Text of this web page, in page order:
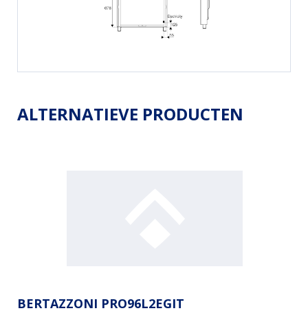
ALTERNATIEVE PRODUCTEN
BERTAZZONI PRO96L2EGIT